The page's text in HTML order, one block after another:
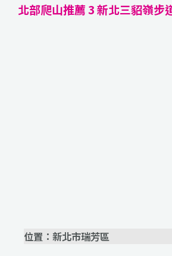
北部爬山推薦 3 新北三貂嶺步
位置：新北市瑞芳區